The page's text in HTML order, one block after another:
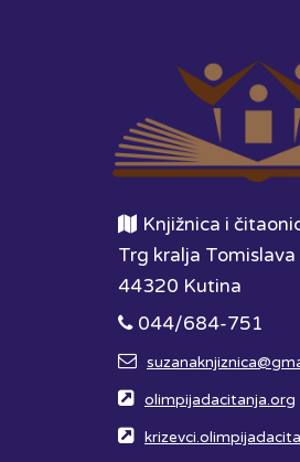
Knjižnica i
Trg kralja Tomislava
44320 Kutina
044/684-751
olimpijadacitanja.org